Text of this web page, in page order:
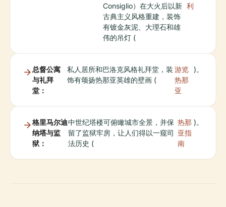
Consiglio）在大火后以新
古典主义风格重建，装饰
有镀金灰泥、大理石和雄
伟的吊灯 (
利
总督公寓
与礼拜
堂：
私人居所和巴洛克风格礼拜堂，装
饰有颂扬热那亚英雄的壁画 (
游览
热那
亚
)。
格里马尔迪
纳塔与监
狱：
中世纪塔楼可俯瞰城市全景，并保
留了监狱牢房，让人们得以一窥司
法历史 (
热那
亚指
南
)。